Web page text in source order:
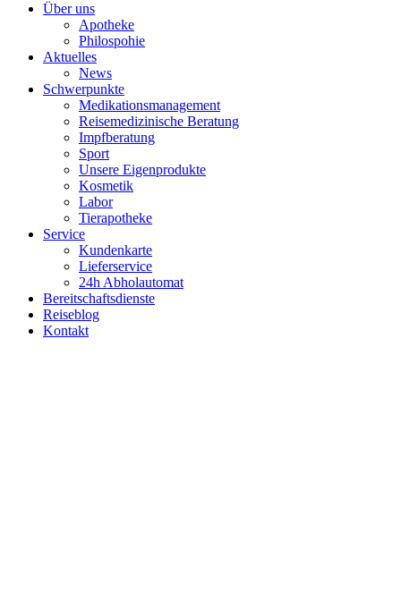
Über uns
Apotheke
Philospohie
Aktuelles
News
Schwerpunkte
Medikationsmanagement
Reisemedizinische Beratung
Impfberatung
Sport
Unsere Eigenprodukte
Kosmetik
Labor
Tierapotheke
Service
Kundenkarte
Lieferservice
24h Abholautomat
Bereitschaftsdienste
Reiseblog
Kontakt